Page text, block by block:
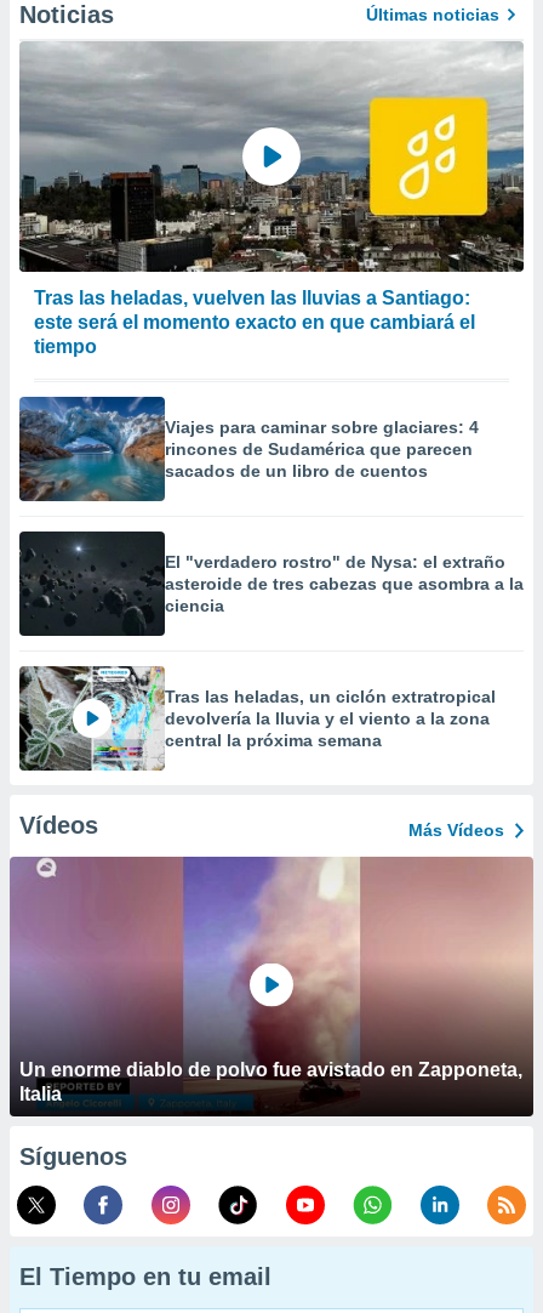
Noticias Últimas noticias
Tras las heladas, vuelven las lluvias a Santiago:
este será el momento exacto en que cambiará el
tiempo
Viajes para caminar sobre glaciares: 4
rincones de Sudamérica que parecen
sacados de un libro de cuentos
El "verdadero rostro" de Nysa: el extraño
asteroide de tres cabezas que asombra a la
ciencia
Tras las heladas, un ciclón extratropical
devolvería la lluvia y el viento a la zona
central la próxima semana
Vídeos Más Vídeos
Un enorme diablo de polvo fue avistado en Zapponeta,
Italia
Síguenos
El Tiempo en tu email